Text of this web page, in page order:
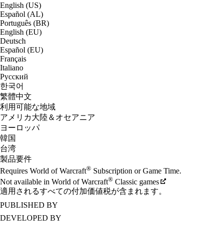
English (US)
Español (AL)
Português (BR)
English (EU)
Deutsch
Español (EU)
Français
Italiano
Русский
한국어
繁體中文
利用可能な地域
アメリカ大陸＆オセアニア
ヨーロッパ
韓国
台湾
製品要件
Requires World of Warcraft® Subscription or Game Time.
Not available in World of Warcraft® Classic games
適用されるすべての付加価値税が含まれます。
PUBLISHED BY
DEVELOPED BY